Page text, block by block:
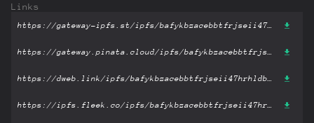
Links